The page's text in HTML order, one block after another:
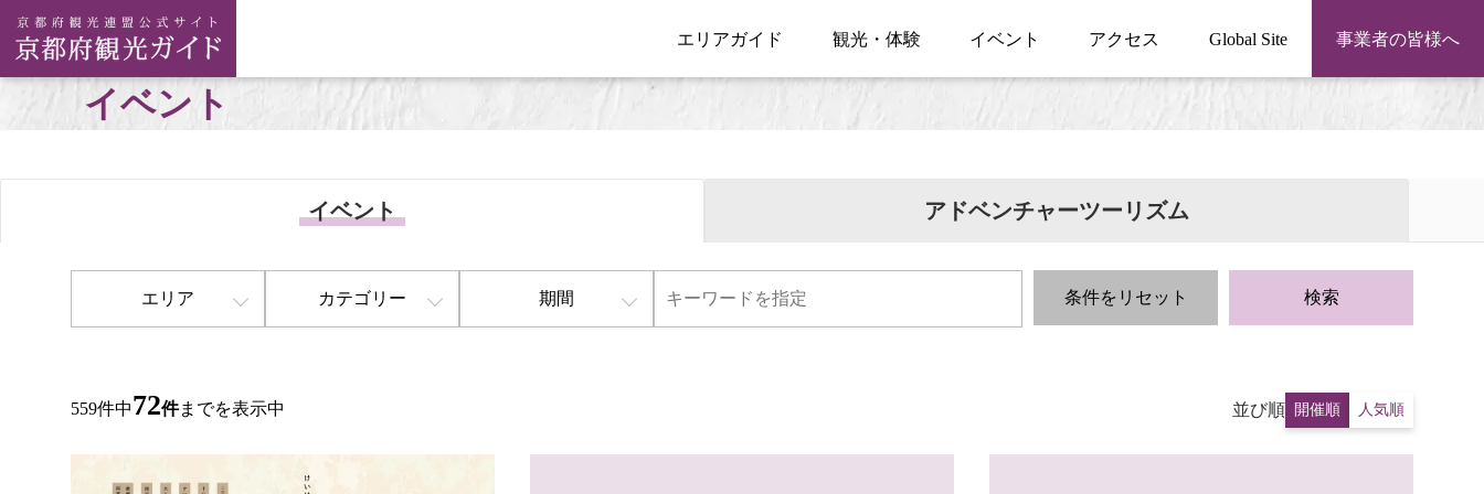
エリアガイド 観光・体験 イベント アクセス Global Site 事業者の皆様へ
イベント
イベント アドベンチャーツーリズム
エリア カテゴリー 期間 条件をリセット 検索
559件中72件までを表示中 並び順 開催順 人気順